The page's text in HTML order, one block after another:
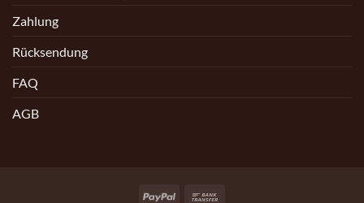
Zahlung
Rücksendung
FAQ
AGB
PayPal